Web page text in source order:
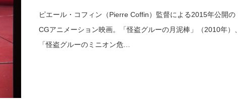
ピエール・コフィン（Pierre Coffin）監督による2015年公開の
CGアニメーション映画。「怪盗グルーの月泥棒」（2010年）、
「怪盗グルーのミニオン危…